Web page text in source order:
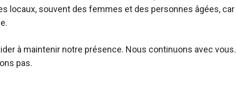
locaux, souvent des femmes et des personnes âgées, car
à maintenir notre présence. Nous continuons avec vous.
pas.